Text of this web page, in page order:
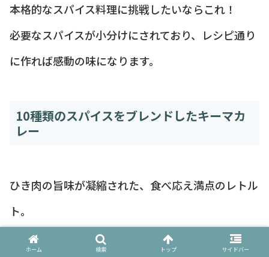
本格的なスパイス料理に挑戦したいならこれ！
必要なスパイスが小分けにされており、レシピ通り
に作れば感動の味になります。
10種類のスパイスをブレンドしたキーマカ
レー
ひき肉の旨味が凝縮された、食べ応え満点のレトル
ト。
ナンと一緒に食べるのが特におすすめです。
ホーム 検索 トップ サイドバー